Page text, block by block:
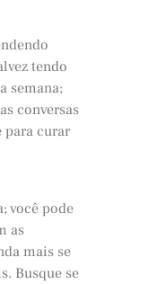
tendo
semana;
conversas
para curar
você pode
as
mais se
Busque se